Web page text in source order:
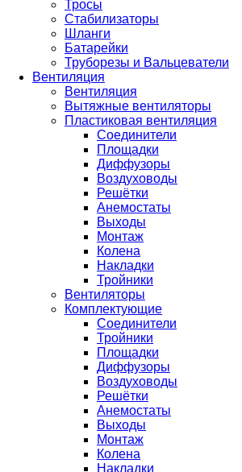
Тросы
Стабилизаторы
Шланги
Батарейки
Труборезы и Вальцеватели
Вентиляция
Вентиляция
Вытяжные вентиляторы
Пластиковая вентиляция
Соединители
Площадки
Диффузоры
Воздуховоды
Решётки
Анемостаты
Выходы
Монтаж
Колена
Накладки
Тройники
Вентиляторы
Комплектующие
Соединители
Тройники
Площадки
Диффузоры
Воздуховоды
Решётки
Анемостаты
Выходы
Монтаж
Колена
Накладки